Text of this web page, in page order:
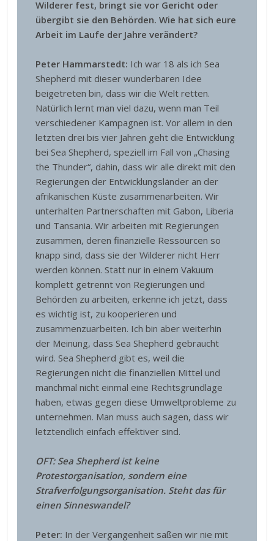
Wilderer fest, bringt sie vor Gericht oder
übergibt sie den Behörden. Wie hat sich eure
Arbeit im Laufe der Jahre verändert?
Peter Hammarstedt: Ich war 18 als ich Sea
Shepherd mit dieser wunderbaren Idee
beigetreten bin, dass wir die Welt retten.
Natürlich lernt man viel dazu, wenn man Teil
verschiedener Kampagnen ist. Vor allem in den
letzten drei bis vier Jahren geht die Entwicklung
bei Sea Shepherd, speziell im Fall von „Chasing
the Thunder“, dahin, dass wir alle direkt mit den
Regierungen der Entwicklungsländer an der
afrikanischen Küste zusammenarbeiten. Wir
unterhalten Partnerschaften mit Gabon, Liberia
und Tansania. Wir arbeiten mit Regierungen
zusammen, deren finanzielle Ressourcen so
knapp sind, dass sie der Wilderer nicht Herr
werden können. Statt nur in einem Vakuum
komplett getrennt von Regierungen und
Behörden zu arbeiten, erkenne ich jetzt, dass
es wichtig ist, zu kooperieren und
zusammenzuarbeiten. Ich bin aber weiterhin
der Meinung, dass Sea Shepherd gebraucht
wird. Sea Shepherd gibt es, weil die
Regierungen nicht die finanziellen Mittel und
manchmal nicht einmal eine Rechtsgrundlage
haben, etwas gegen diese Umweltprobleme zu
unternehmen. Man muss auch sagen, dass wir
letztendlich einfach effektiver sind.
OFT: Sea Shepherd ist keine
Protestorganisation, sondern eine
Strafverfolgungsorganisation. Steht das für
einen Sinneswandel?
Peter: In der Vergangenheit saßen wir nie mit